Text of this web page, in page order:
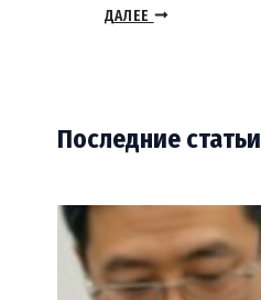
ДАЛЕЕ
Последние статьи